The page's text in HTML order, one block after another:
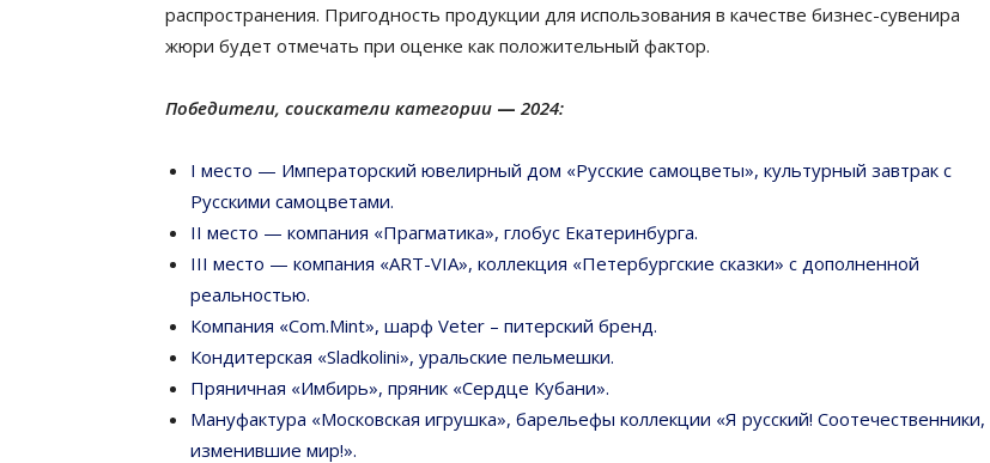
распространения. Пригодность продукции для использования в качестве бизнес-сувенира
жюри будет отмечать при оценке как положительный фактор.
Победители, соискатели категории — 2024:
I место — Императорский ювелирный дом «Русские самоцветы», культурный завтрак с
Русскими самоцветами.
II место — компания «Прагматика», глобус Екатеринбурга.
III место — компания «ART-VIA», коллекция «Петербургские сказки» с дополненной
реальностью.
Компания «Com.Mint», шарф Veter – питерский бренд.
Кондитерская «Sladkolini», уральские пельмешки.
Пряничная «Имбирь», пряник «Сердце Кубани».
Мануфактура «Московская игрушка», барельефы коллекции «Я русский! Соотечественники,
изменившие мир!».